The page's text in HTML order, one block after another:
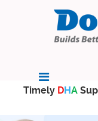
Timely DHA